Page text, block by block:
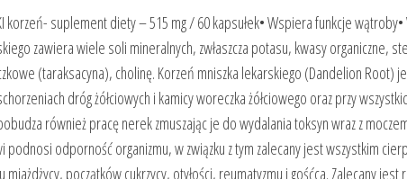
korzeń- suplement diety – 515 mg / 60 kapsułek• Wspiera funkcje
zawiera wiele soli mineralnych, zwłaszcza potasu, kwasy organiczne,
(taraksacyna), cholinę. Korzeń mniszka lekarskiego (Dandelion Root)
dróg żółciowych i kamicy woreczka żółciowego oraz przy
również pracę nerek zmuszając je do wydalania toksyn wraz z
odporność organizmu, w związku z tym zalecany jest wszystkim
początków cukrzycy, otyłości, reumatyzmu i gośćca. Zalecany